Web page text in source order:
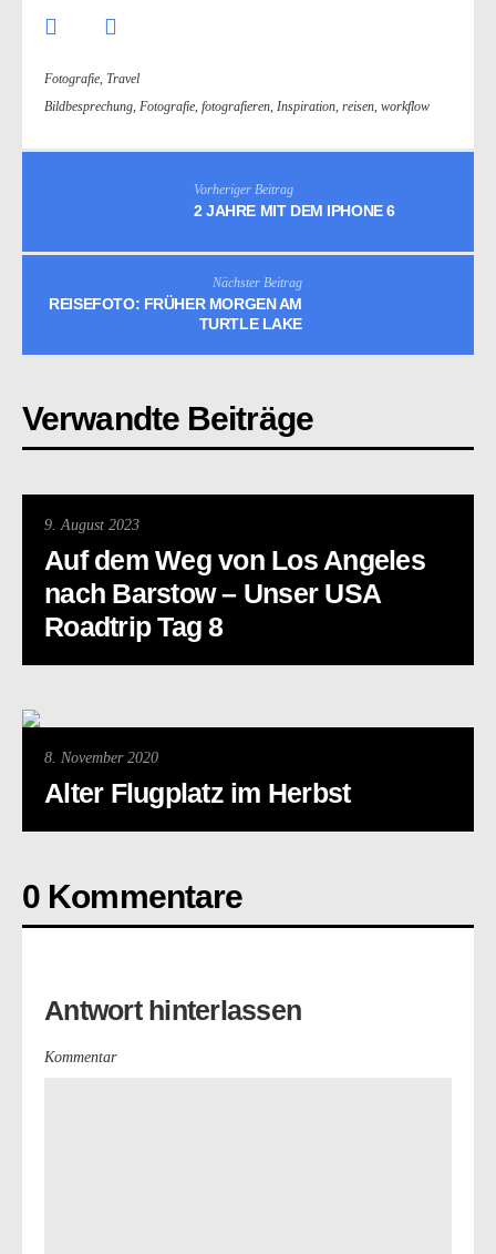
Fotografie, Travel
Bildbesprechung, Fotografie, fotografieren, Inspiration, reisen, workflow
Vorheriger Beitrag
2 JAHRE MIT DEM IPHONE 6
Nächster Beitrag
REISEFOTO: FRÜHER MORGEN AM
TURTLE LAKE
Verwandte Beiträge
9. August 2023
Auf dem Weg von Los Angeles
nach Barstow – Unser USA
Roadtrip Tag 8
8. November 2020
Alter Flugplatz im Herbst
0 Kommentare
Antwort hinterlassen
Kommentar